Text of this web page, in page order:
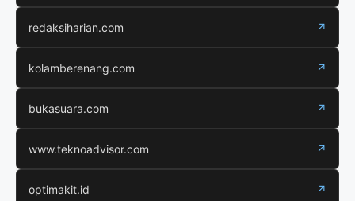
redaksiharian.com ↗
kolamberenang.com ↗
bukasuara.com ↗
www.teknoadvisor.com ↗
optimakit.id ↗